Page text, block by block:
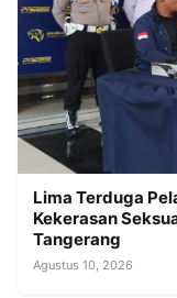
Lima Terduga
Kekerasan
Tangerang
Agustus 10, 2026